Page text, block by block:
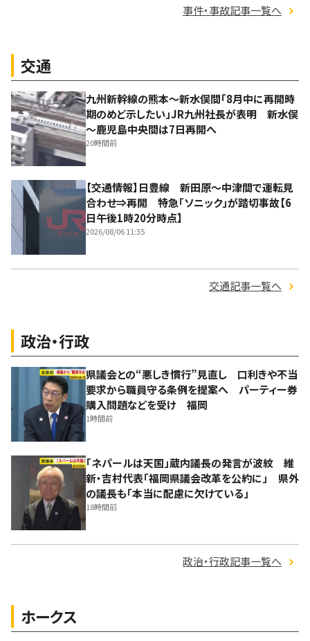
事件・事故記事一覧へ
交通
九州新幹線の熊本～新水俣間「8月中に再開時
期のめど示したい」JR九州社長が表明 新水俣
～鹿児島中央間は7日再開へ
20時間前
【交通情報】日豊線 新田原～中津間で運転見
合わせ⇒再開 特急「ソニック」が踏切事故【6
日午後1時20分時点】
2026/08/06 11:35
交通記事一覧へ
政治・行政
県議会との“悪しき慣行”見直し 口利きや不当
要求から職員守る条例を提案へ パーティー券
購入問題などを受け 福岡
1時間前
「ネパールは天国」蔵内議長の発言が波紋 維
新・吉村代表「福岡県議会改革を公約に」 県外
の議長も「本当に配慮に欠けている」
18時間前
政治・行政記事一覧へ
ホークス